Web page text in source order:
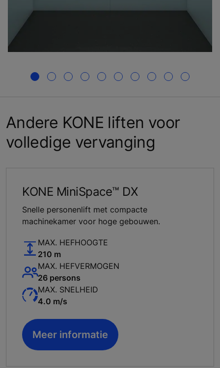
Andere KONE liften voor
volledige vervanging
KONE MiniSpace™ DX
Snelle personenlift met compacte
machinekamer voor hoge gebouwen.
MAX. HEFHOOGTE
210 m
MAX. HEFVERMOGEN
26 persons
MAX. SNELHEID
4.0 m/s
Meer informatie